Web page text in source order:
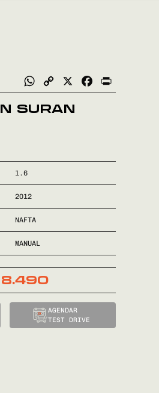
WhatsApp
Copy
Link
Facebook
SURAN
1.6
2012
NAFTA
MANUAL
8.490
AGENDAR
TEST DRIVE